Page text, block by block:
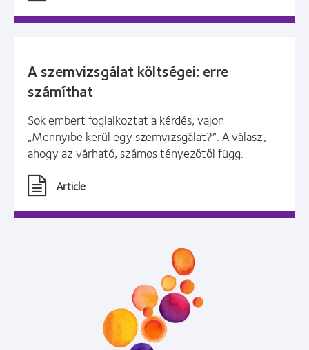
A szemvizsgálat költségei: erre
számíthat
Sok embert foglalkoztat a kérdés, vajon
„Mennyibe kerül egy szemvizsgálat?”. A válasz,
ahogy az várható, számos tényezőtől függ.
Article